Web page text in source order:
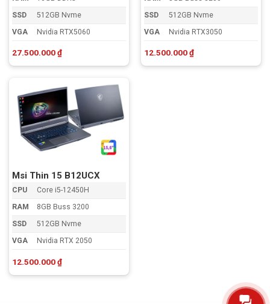
SSD
512GB Nvme
VGA
Nvidia RTX5060
27.500.000₫
SSD
512GB Nvme
VGA
Nvidia RTX3050
12.500.000₫
Msi Thin 15 B12UCX
CPU
Core i5-12450H
RAM
8GB Buss 3200
SSD
512GB Nvme
VGA
Nvidia RTX 2050
12.500.000₫